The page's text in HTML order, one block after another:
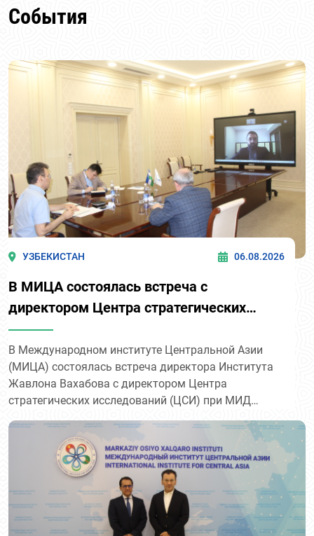
События
УЗБЕКИСТАН 06.08.2026
В МИЦА состоялась встреча с
директором Центра стратегических
исследований Афганистана
В Международном институте Центральной Азии
(МИЦА) состоялась встреча директора Института
Жавлона Вахабова с директором Центра
стратегических исследований (ЦСИ) при МИД